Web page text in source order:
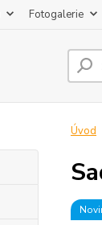
Fotogalerie
Úvod